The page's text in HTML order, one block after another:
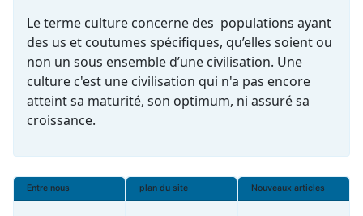
Le terme culture concerne des populations ayant
des us et coutumes spécifiques, qu’elles soient ou
non un sous ensemble d’une civilisation. Une
culture c'est une civilisation qui n'a pas encore
atteint sa maturité, son optimum, ni assuré sa
croissance.
Entre nous plan du site Nouveaux articles